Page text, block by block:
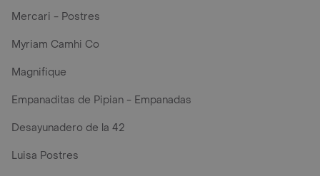
Mercari - Postres
Myriam Camhi Co
Magnifique
Empanaditas de Pipian - Empanadas
Desayunadero de la 42
Luisa Postres